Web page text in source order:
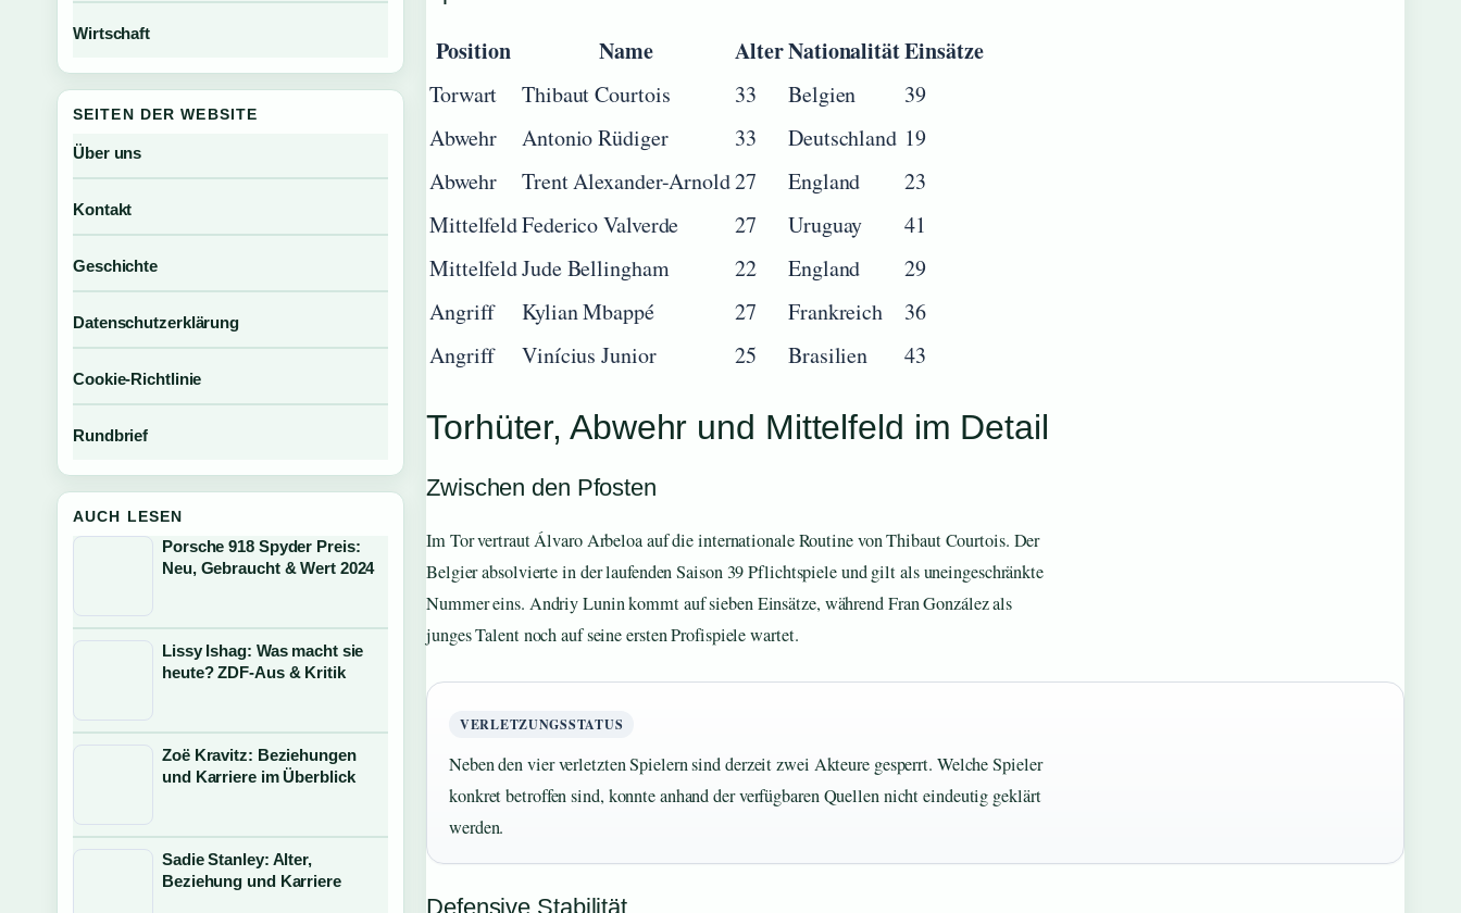
Position Name AlterNationalitätEinsätze
Torwart Thibaut Courtois 33 Belgien
39
Abwehr
Antonio Rüdiger 33 Deutschland 19
Abwehr
Trent Alexander-Arnold27 England
23
MittelfeldFederico Valverde 27 Uruguay
41
MittelfeldJude Bellingham 22 England
29
Angriff
Kylian Mbappé 27 Frankreich
36
Angriff
Vinícius Junior 25 Brasilien 43
Torhüter, Abwehr und Mittelfeld im Detail
Zwischen den Pfosten
Im Tor vertraut Álvaro Arbeloa auf die internationale Routine von Thibaut Courtois. Der
Belgier absolvierte in der laufenden Saison 39 Pflichtspiele und gilt als uneingeschränkte
Nummer eins. Andriy Lunin kommt auf sieben Einsätze, während Fran González als
junges Talent noch auf seine ersten Profispiele wartet.
VERLETZUNGSSTATUS
Neben den vier verletzten Spielern sind derzeit zwei Akteure gesperrt. Welche Spieler
konkret betroffen sind, konnte anhand der verfügbaren Quellen nicht eindeutig geklärt
werden.
Defensive Stabilität
Wirtschaft
SEITEN DER WEBSITE
Über uns
Kontakt
Geschichte
Datenschutzerklärung
Cookie-Richtlinie
Rundbrief
AUCH LESEN
Porsche 918 Spyder Preis:
Neu, Gebraucht & Wert 2024
Lissy Ishag: Was macht sie
heute? ZDF-Aus & Kritik
Zoë Kravitz: Beziehungen
und Karriere im Überblick
Sadie Stanley: Alter,
Beziehung und Karriere